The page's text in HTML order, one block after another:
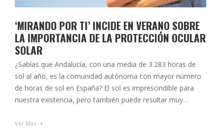
‘MIRANDO POR TI’ INCIDE EN VERANO SOBRE
LA IMPORTANCIA DE LA PROTECCIÓN OCULAR
SOLAR
¿Sabías que Andalucía, con una media de 3.283 horas de
sol al año, es la comunidad autónoma con mayor número
de horas de sol en España? El sol es imprescindible para
nuestra existencia, pero también puede resultar muy
abusamos de él y no tomamos las protecciones adecuadas
Ver Más